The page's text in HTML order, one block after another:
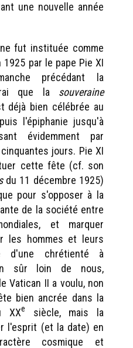
une nouvelle année
fut instituée comme
par le pape Pie XI
précédant la
que la souveraine
déjà bien célébrée au
l'épiphanie jusqu'à
évidemment par
jours. Pie XI
cette fête (cf. son
du 11 décembre 1925)
pour s'opposer à la
de la société entre
et marquer
les hommes et leurs
d'une chrétienté à
sûr loin de nous,
Vatican II a voulu, non
bien ancrée dans la
XXe
siècle, mais la
l'esprit (et la date) en
cosmique et